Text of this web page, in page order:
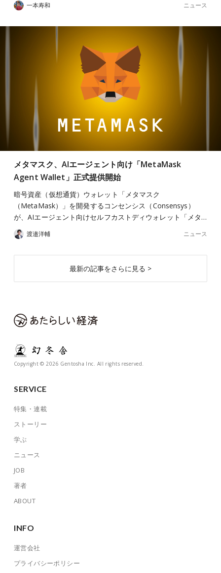
一本寿和 ニュース
メタマスク、AIエージェント向け「MetaMask
Agent Wallet」正式提供開始
暗号資産（仮想通貨）ウォレット「メタマスク
（MetaMask）」を開発するコンセンシス（Consensys）
が、AIエージェント向けセルフカストディウォレット「メタ…
渡邉洋輔 ニュース
最新の記事をさらに見る >
Copyright © 2026 Gentosha Inc. All rights reserved.
SERVICE
特集・連載
ストーリー
学ぶ
ニュース
JOB
著者
ABOUT
INFO
運営会社
プライバシーポリシー